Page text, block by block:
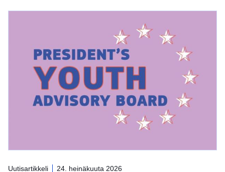
Uutisartikkeli 24. heinäkuuta 2026